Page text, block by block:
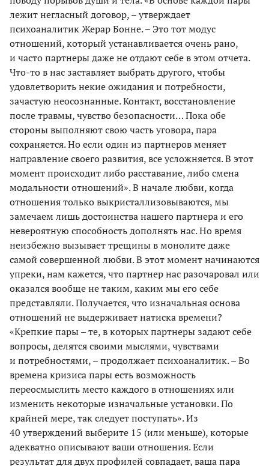
лежит негласный договор, – утверждает
психоаналитик Жерар Бонне. – Это тот модус
отношений, который устанавливается очень рано,
и часто партнеры даже не отдают себе в этом отчета.
Что-то в нас заставляет выбрать другого, чтобы
удовлетворить некие ожидания и потребности,
зачастую неосознанные. Контакт, восстановление
после травмы, чувство безопасности… Пока обе
стороны выполняют свою часть уговора, пара
сохраняется. Но если один из партнеров меняет
направление своего развития, все усложняется. В этот
момент происходит либо расставание, либо смена
модальности отношений». В начале любви, когда
отношения только выкристаллизовываются, мы
замечаем лишь достоинства нашего партнера и его
невероятную способность дополнять нас. Но время
неизбежно вызывает трещины в монолите даже
самой совершенной любви. В этот момент начинаются
упреки, нам кажется, что партнер нас разочаровал или
оказался вообще не таким, каким мы его себе
представляли. Получается, что изначальная основа
отношений не выдерживает натиска времени?
«Крепкие пары – те, в которых партнеры задают себе
вопросы, делятся своими мыслями, чувствами
и потребностями, – продолжает психоаналитик. – Во
времена кризиса пары есть возможность
переосмыслить место каждого в отношениях или
изменить некоторые изначальные установки. По
крайней мере, так следует поступать». Из
40 утверждений выберите 15 (или меньше), которые
адекватно описывают ваши отношения. Если
результат для двух профилей совпадает, ваша пара